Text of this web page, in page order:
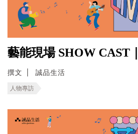
藝能現場 SHOW CAST
撰文 誠品生活
人物專訪